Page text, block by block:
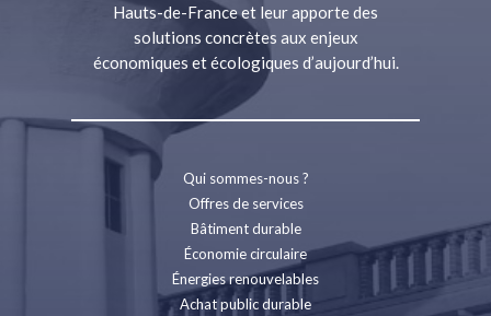
Hauts-de-France et leur apporte des
solutions concrètes aux enjeux
économiques et écologiques d’aujourd’hui.
Qui sommes-nous ?
Offres de services
Bâtiment durable
Économie circulaire
Énergies renouvelables
Achat public durable